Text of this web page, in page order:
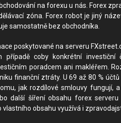
na forexu u nás. Forex
zóna. Forex robot je jiný
samostatně bez obchodníka.
poskytované na serveru
coby konkrétní investiční
poradcem ani makléřem.
finanční ztráty. U 69 až 80 %
jak rozdílové smlouvy fungují,
další šíření obsahu forex
vlastního obsahu využívá i